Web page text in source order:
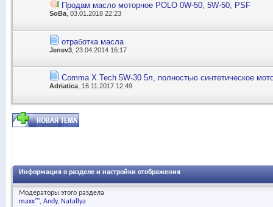
Продам масло моторное POLO 0W-50, 5W-50, PSF
SoBa, 03.01.2018 22:23
отработка масла
Jenev3 , 23.04.2014 16:17
Comma X Tech 5W-30 5л, полностью синтетическое
Adriatica , 16.11.2017 12:49
Информация о разделе и настройки отображения
Модераторы этого раздела
maxx™ Andy Natallya